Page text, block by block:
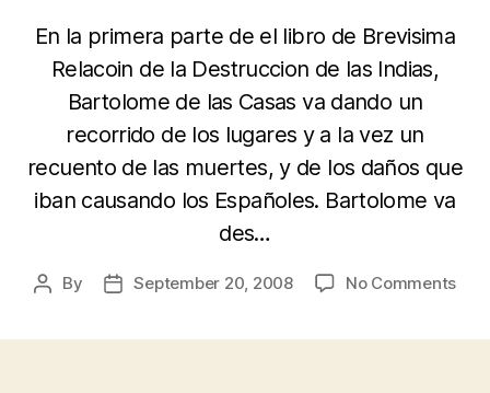
En la primera parte de el libro de Brevisima
Relacoin de la Destruccion de las Indias,
Bartolome de las Casas va dando un
recorrido de los lugares y a la vez un
recuento de las muertes, y de los daños que
iban causando los Españoles. Bartolome va
des…
Post
By
PostSeptember 20, 2008 No Commentson